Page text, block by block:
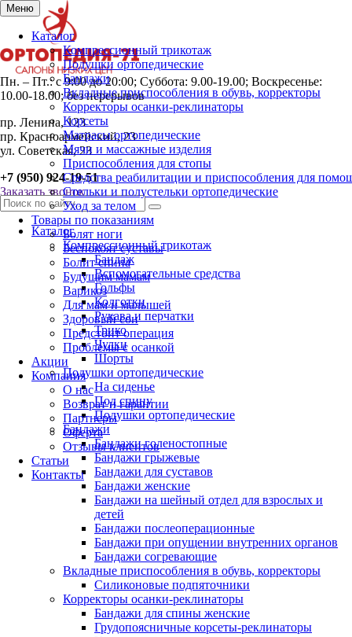
Меню
Каталог
Компрессионный трикотаж
Подушки ортопедические
Бандажи
Вкладные приспособления в обувь, корректоры
Корректоры осанки-реклинаторы
Корсеты
Матрасы ортопедические
Мячи и массажные изделия
Приспособления для стопы
Средства реабилитации и приспособления для
Стельки и полустельки ортопедические
Уход за телом
Товары по показаниям
Болят ноги
Беспокоят суставы
Болит спина
Будущим мамам
Варикоз
Для мам и малышей
Здоровый сон
Предстоит операция
Проблемы с осанкой
Акции
Компания
О нас
Возврат и гарантии
Партнеры
Оферта
Отзывы клиентов
Статьи
Контакты
Пн. – Пт.: с 9:00 до 20:00; Суббота: 9.00-19.00; Воскресенье:
10.00-18.00; без перерывов
пр. Ленина, 123
пр. Красноармейский, 23
ул. Советская, 23
+7 (950) 924-19-51
Заказать звонок
Каталог
Компрессионный трикотаж
Бандаж
Вспомогательные средства
Гольфы
Колготки
Рукава и перчатки
Трико
Чулки
Шорты
Подушки ортопедические
На сиденье
Под спину
Подушки ортопедические
Бандажи
Бандажи голеностопные
Бандажи грыжевые
Бандажи для суставов
Бандажи женские
Бандажи на шейный отдел для взрослых и
детей
Бандажи послеоперационные
Бандажи при опущении внутренних органов
Бандажи согревающие
Вкладные приспособления в обувь, корректоры
Силиконовые подпяточники
Корректоры осанки-реклинаторы
Бандажи для спины женские
Грудопоясничные корсеты-реклинаторы